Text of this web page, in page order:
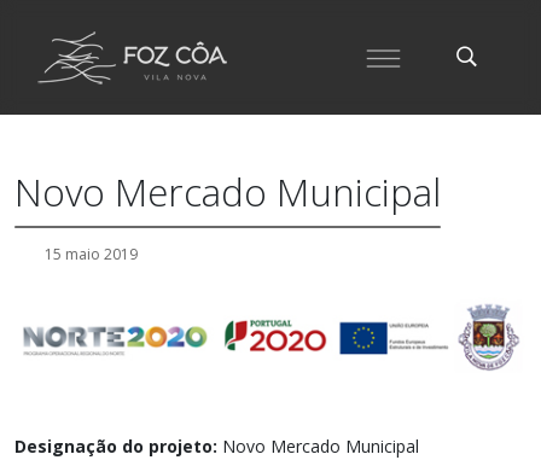
Novo Mercado Municipal
15 maio 2019
Designação do projeto: Novo Mercado Municipal